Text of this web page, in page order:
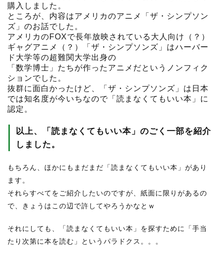
購入しました。
ところが、内容はアメリカのアニメ「ザ・シンプソン
ズ」のお話でした。
アメリカのFOXで長年放映されている大人向け（？）
ギャグアニメ（？）「ザ・シンプソンズ」はハーバー
ド大学等の超難関大学出身の
「数学博士」たちが作ったアニメだというノンフィク
ションでした。
抜群に面白かったけど、「ザ・シンプソンズ」は日本
では知名度が今いちなので「読まなくてもいい本」に
認定。
以上、「読まなくてもいい本」のごく一部を紹介
しました。
もちろん、ほかにもまだまだ「読まなくてもいい本」があり
ます。
それらすべてをご紹介したいのですが、紙面に限りがあるの
で、きょうはこの辺で許してやろうかなとｗ
それにしても、「読まなくてもいい本」を探すために「手当
たり次第に本を読む」というパラドクス。。。